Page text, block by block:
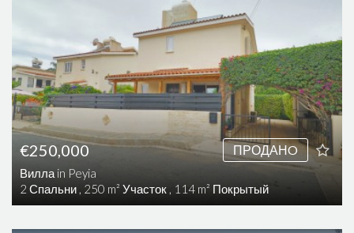
ПРОДАНO
€250,000
Вилла in Peyia
2 Спальни , 250 m² Участок , 114 m² Покрытый